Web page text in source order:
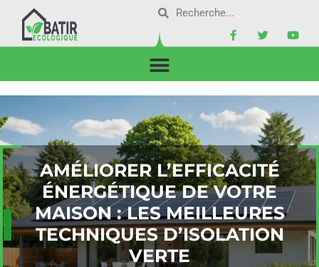
AMÉLIORER L’EFFICACITÉ
ÉNERGÉTIQUE DE VOTRE
MAISON : LES MEILLEURES
TECHNIQUES D’ISOLATION
VERTE